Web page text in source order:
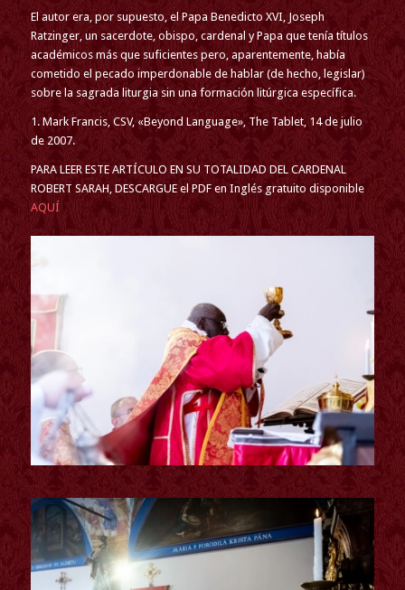
El autor era, por supuesto, el Papa Benedicto XVI, Joseph
Ratzinger, un sacerdote, obispo, cardenal y Papa que tenía títulos
académicos más que suficientes pero, aparentemente, había
cometido el pecado imperdonable de hablar (de hecho, legislar)
sobre la sagrada liturgia sin una formación litúrgica específica.
1. Mark Francis, CSV, «Beyond Language», The Tablet, 14 de julio
de 2007.
PARA LEER ESTE ARTÍCULO EN SU TOTALIDAD DEL CARDENAL
ROBERT SARAH, DESCARGUE el PDF en Inglés gratuito disponible
AQUÍ